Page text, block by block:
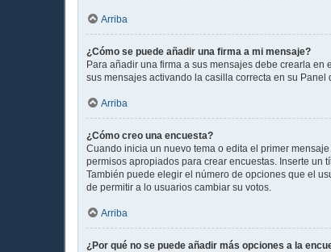
Arriba
¿Cómo se puede añadir una firma a mi mensaje?
Para añadir una firma a sus mensajes debe crearla
sus mensajes activando la casilla correcta en su
Arriba
¿Cómo creo una encuesta?
Cuando inicia un nuevo tema o edita el primer
permisos apropiados para crear encuestas. Inserte un
También puede elegir el número de opciones que el
de permitir a lo usuarios cambiar su votos.
Arriba
¿Por qué no se puede añadir más opciones a la